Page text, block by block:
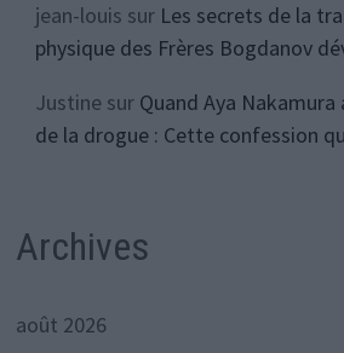
jean-louis sur Les secrets de la
physique des Frères Bogdanov
Justinesur Quand Aya
de la drogue : Cette confession
Archives
août 2026